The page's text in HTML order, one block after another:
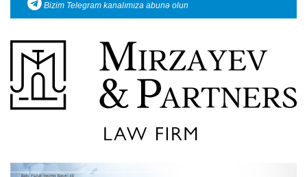
Bizim Telegram kanalımıza abunə olun